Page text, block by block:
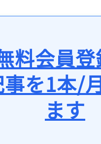
料会員
を1本/
ます